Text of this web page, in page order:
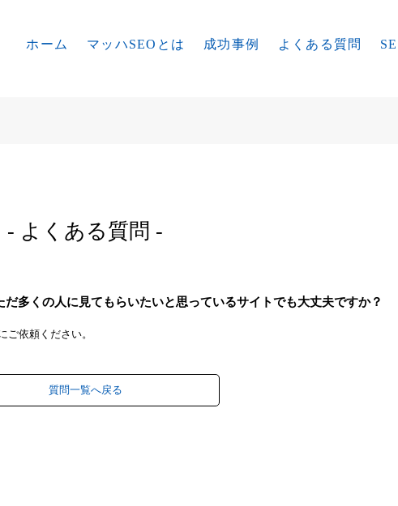
ホーム マッハSEOとは 成功事例 よくある質問
- よくある質問 -
だ多くの人に見てもらいたいと思っているサイトでも大丈夫ですか？
依頼ください。
質問一覧へ戻る